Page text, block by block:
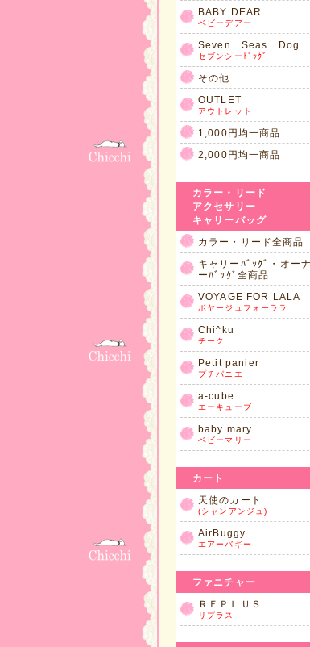
BABY DEAR
ベビーデアー
Seven Seas Dog
セブンシーﾄﾞｯｸﾞ
その他
OUTLET
アウトレット
1,000円均一商品
2,000円均一商品
カラー・リード
アクセサリー
キャリーバッグ
カラー・リード全商品
キャリーﾊﾞｯｸﾞ・オーナ
ーﾊﾞｯｸﾞ全商品
VOYAGE FOR LALA
ボヤージュフォーララ
Chi^ku
チーク
Petit panier
プチパニエ
a-cube
エーキューブ
baby mary
ベビーマリー
カート
天使のカート
(シャンアンジュ)
AirBuggy
エアーバギー
ファニチャー
ＲＥＰＬＵＳ
リプラス